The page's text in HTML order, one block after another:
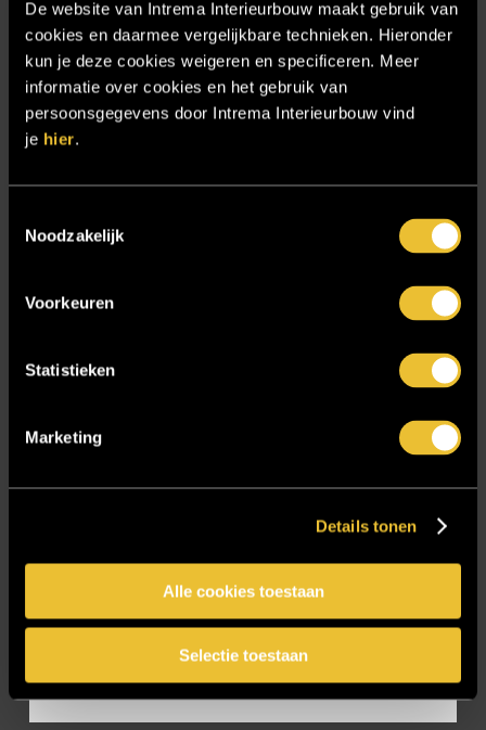
De website van Intrema Interieurbouw maakt gebruik van
cookies en daarmee vergelijkbare technieken. Hieronder
kun je deze cookies weigeren en specificeren. Meer
informatie over cookies en het gebruik van
persoonsgegevens door Intrema Interieurbouw vind
je hier.
Noodzakelijk
Voorkeuren
Statistieken
Marketing
Details tonen
Alle cookies toestaan
Selectie toestaan
Particulier project: Stijlvolle Woonvilla
Particulier project: Woonvilla met exclusief maatwerk
Projecten
Referenties
Showroom
Trebbe MiddenWest
Zakelijk